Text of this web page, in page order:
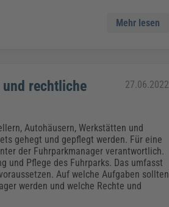
Mehr lesen
rechtliche
27.06.2022
Autohäusern, Werkstätten und
gehegt und gepflegt werden. Für eine
der Fuhrparkmanager verantwortlich.
und Pflege des Fuhrparks. Das umfasst
Auf welche Aufgaben sollten
werden und welche Rechte und